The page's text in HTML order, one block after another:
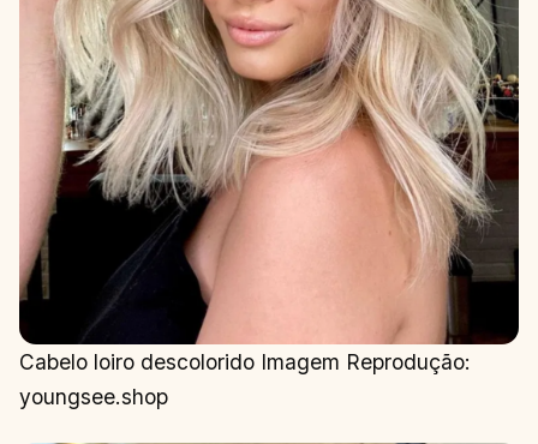
Cabelo loiro descolorido Imagem Reprodução:
youngsee.shop